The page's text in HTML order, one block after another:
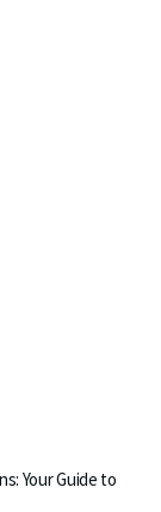
Your Guide to